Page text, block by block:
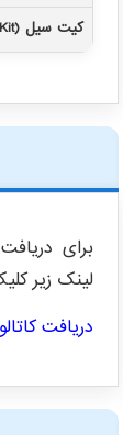
کیت سیل (Seal Kit)
برای
لینک زیر
دریافت